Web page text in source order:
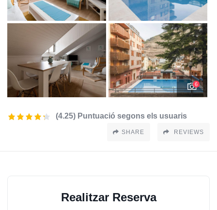
6
(4.25) Puntuació segons els usuaris
SHARE REVIEWS
Realitzar Reserva